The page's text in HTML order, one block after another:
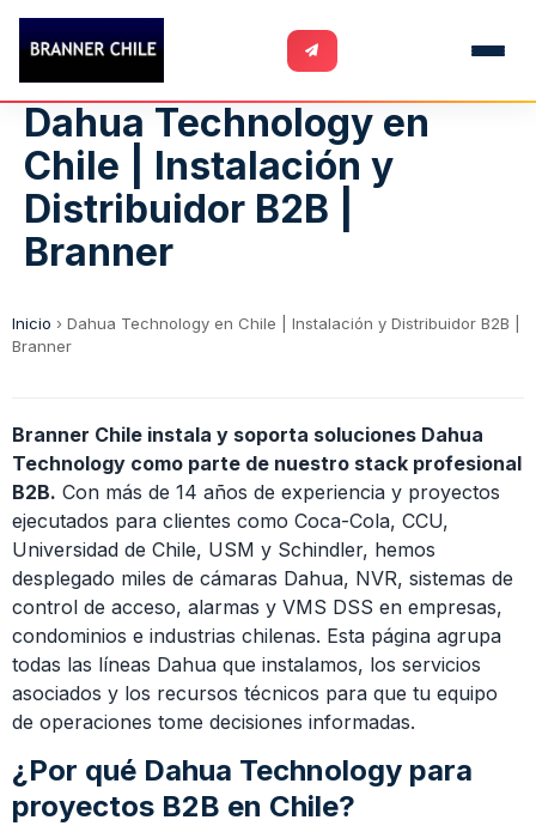
Dahua Technology en
Chile | Instalación y
Distribuidor B2B |
Branner
Inicio › Dahua Technology en Chile | Instalación y Distribuidor B2B |
Branner
Branner Chile instala y soporta soluciones Dahua
Technology como parte de nuestro stack profesional
B2B. Con más de 14 años de experiencia y proyectos
ejecutados para clientes como Coca-Cola, CCU,
Universidad de Chile, USM y Schindler, hemos
desplegado miles de cámaras Dahua, NVR, sistemas de
control de acceso, alarmas y VMS DSS en empresas,
condominios e industrias chilenas. Esta página agrupa
todas las líneas Dahua que instalamos, los servicios
asociados y los recursos técnicos para que tu equipo
de operaciones tome decisiones informadas.
¿Por qué Dahua Technology para
proyectos B2B en Chile?